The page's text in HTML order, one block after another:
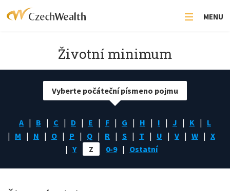
MENU
Životní minimum
A B C D E F G H I J K
L
M
N O P Q R S T U V W
X
Y
Z 0-9 Ostatní
Vyberte počáteční písmeno pojmu